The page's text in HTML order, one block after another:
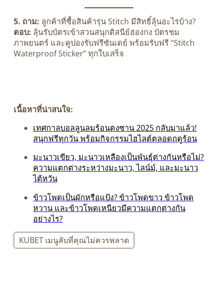
5. ถาม: ลูกค้าที่ซื้อสินค้ารุ่น Stitch มีสิทธิ์ลุ้นอะไรบ้าง?
ตอบ: ลุ้นรับบัตรเข้าสวนสนุกดิสนีย์ฮ่องกง บัตรชม
ภาพยนตร์ และคูปองรับฟรีซันเดย์ พร้อมรับฟรี “Stitch
Waterproof Sticker” ทุกใบเสร็จ
เนื้อหาที่น่าสนใจ:
เทศกาลบอลลูนลมร้อนตงซาน 2025 กลับมาแล้ว!
สนุกฟรีทุกวัน พร้อมกิจกรรมไฮไลต์ตลอดฤดูร้อน
มะนาวเขียว, มะนาวเหลืองเป็นพันธุ์ต่างกันหรือไม่?
ความแตกต่างระหว่างมะนาว, ไลน์ม์, และมะนาว
ไต้หวัน
ข้าวโพดเป็นผักหรือแป้ง? ข้าวโพดขาว ข้าวโพด
หวาน และข้าวโพดเหนียวมีความแตกต่างกัน
อย่างไร?
KUBET เมนูลับที่คุณไม่ควรพลาด